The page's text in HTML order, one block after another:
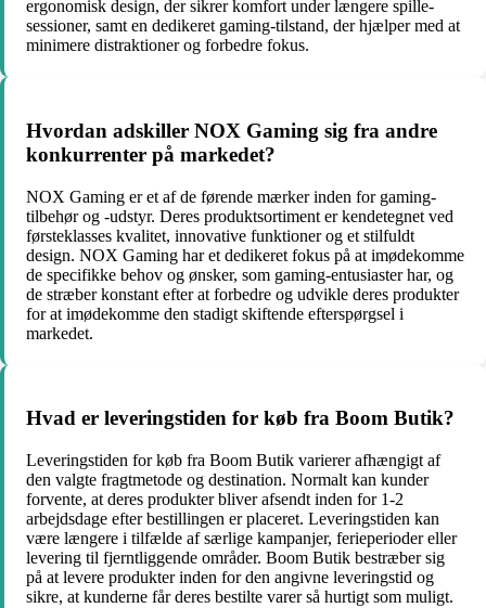
ergonomisk design, der sikrer komfort under længere spille-
sessioner, samt en dedikeret gaming-tilstand, der hjælper med at
minimere distraktioner og forbedre fokus.
Hvordan adskiller NOX Gaming sig fra andre
konkurrenter på markedet?
NOX Gaming er et af de førende mærker inden for gaming-
tilbehør og -udstyr. Deres produktsortiment er kendetegnet ved
førsteklasses kvalitet, innovative funktioner og et stilfuldt
design. NOX Gaming har et dedikeret fokus på at imødekomme
de specifikke behov og ønsker, som gaming-entusiaster har, og
de stræber konstant efter at forbedre og udvikle deres produkter
for at imødekomme den stadigt skiftende efterspørgsel i
markedet.
Hvad er leveringstiden for køb fra Boom Butik?
Leveringstiden for køb fra Boom Butik varierer afhængigt af
den valgte fragtmetode og destination. Normalt kan kunder
forvente, at deres produkter bliver afsendt inden for 1-2
arbejdsdage efter bestillingen er placeret. Leveringstiden kan
være længere i tilfælde af særlige kampanjer, ferieperioder eller
levering til fjerntliggende områder. Boom Butik bestræber sig
på at levere produkter inden for den angivne leveringstid og
sikre, at kunderne får deres bestilte varer så hurtigt som muligt.